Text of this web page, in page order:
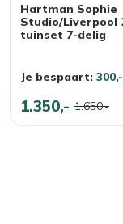
Hartman Sophie
Studio/Liverpool
tuinset 7-delig
Je bespaart: 300,-
1.350,- 1.650,-